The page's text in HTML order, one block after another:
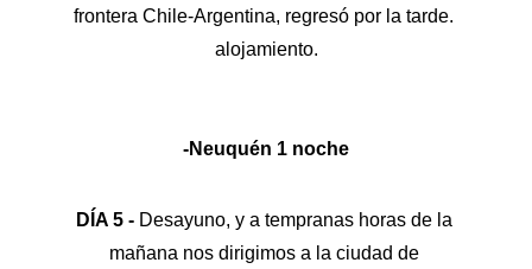
frontera Chile-Argentina, regresó por la tarde.
alojamiento.
-Neuquén 1 noche
DÍA 5 - Desayuno, y a tempranas horas de la
mañana nos dirigimos a la ciudad de